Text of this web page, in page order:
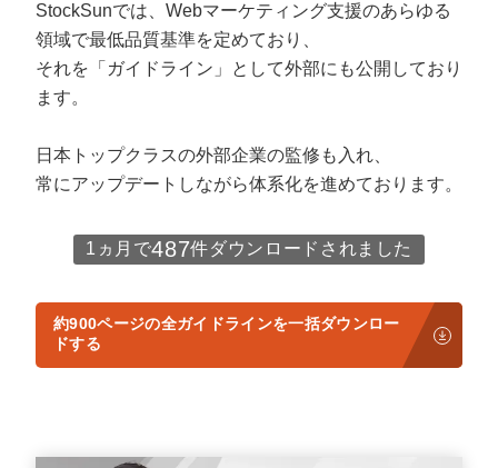
コンサルタント一覧
品質ガイドライン
社内コンペ
クレーム窓口
定額制Webマーケティング代行『マキトルく
ん』
定額制採用代行・RPO『トルトルくん』
定額LINE運用代行『LINEマキトルくん』
オリジナルサービス
格安でAI導入支援『あいのりAI』
拡散付1日密着動画制作『まるごと社長』
1本無料で記事を制作『SEOトライアル』
定額制LP制作・改善『最強LP』
採用YouTubeチャンネル構築『トリトル』
実績
お役立ち資料
料金表
オンラインサロン
StockSun道場
道場TOP
動画編集
エンジニア
広告運用
YouTubeディレクター
年収エージェント
ミッション・ビジョン・バリュー
StockSunでは、 Webマーケティング支援のあらゆる
領域で最低品質基準を定めており、
それを「ガイドライン」として外部にも公開しており
ます。
日本トップクラスの外部企業の監修も入れ、
常にアップデートしながら体系化を進めております。
1ヵ月で487件ダウンロードされました
約900ページの全ガイドラインを一括ダウンロー
ドする